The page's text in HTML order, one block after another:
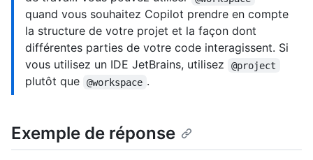
quand vous souhaitez Copilot prendre en compte
la structure de votre projet et la façon dont
différentes parties de votre code interagissent. Si
vous utilisez un IDE JetBrains, utilisez
@project
plutôt que @workspace .
Exemple de réponse